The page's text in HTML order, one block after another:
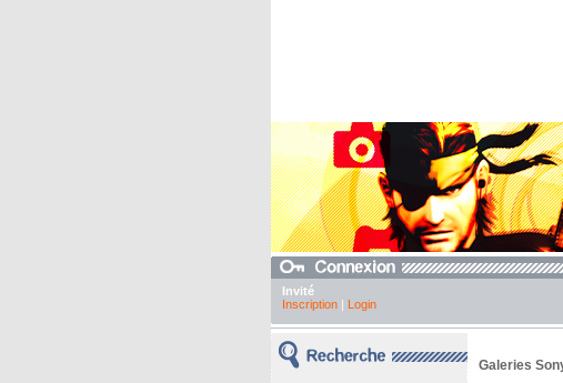
Invité
Inscription| Login
Galeries